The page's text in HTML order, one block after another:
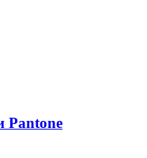
Pantone